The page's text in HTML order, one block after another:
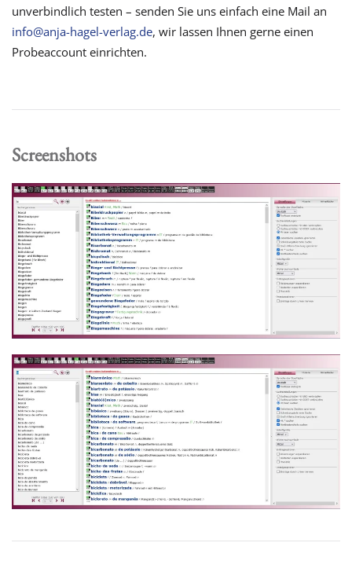
unverbindlich testen – senden Sie uns einfach eine Mail an
info@anja-hagel-verlag.de, wir lassen Ihnen gerne einen
Probeaccount einrichten.
Screenshots
Read more